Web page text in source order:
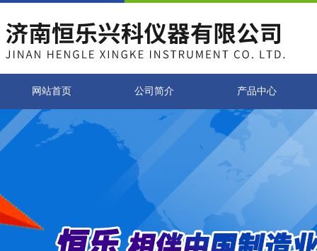
网站首页 公司简介 产品中心